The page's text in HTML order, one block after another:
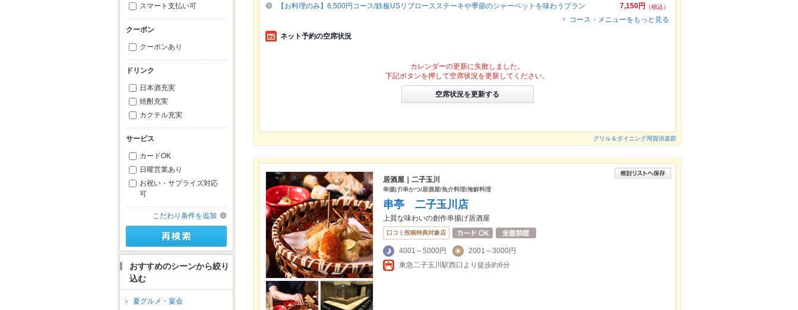
スマート支払い可
クーポン
クーポンあり
ドリンク
日本酒充実
焼酎充実
カクテル充実
サービス
カードOK
日曜営業あり
お祝い・サプライズ対応
可
こだわり条件を追加
おすすめのシーンから絞り
込む
夏グルメ・宴会
7,150円
（税込）
【お料理のみ】6,500円コース/鉄板USリブロースステーキや季節のシャーベットを味わうプラン
コース・メニューをもっと見る
ネット予約の空席状況
カレンダーの更新に失敗しました。
下記ボタンを押して空席状況を更新してください。
空席状況を更新する
グリル＆ダイニング用賀倶楽部
居酒屋｜二子玉川
串揚げ/串かつ/居酒屋/魚介料理/海鮮料理
串亭 二子玉川店
上質な味わいの創作串揚げ居酒屋
口コミ投稿特典対象店
4001～5000円
2001～3000円
東急二子玉川駅西口より徒歩約6分